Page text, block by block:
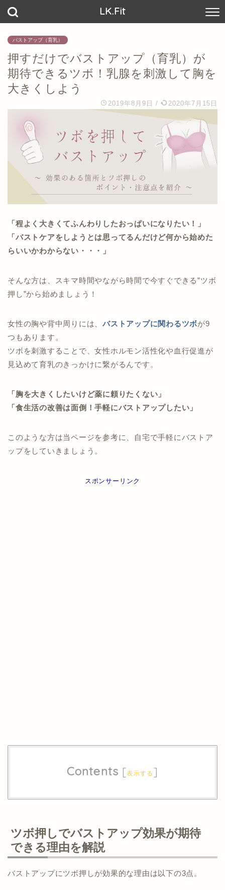
LK.Fit
バストアップ（育乳）
押すだけでバストアップ（育乳）が
期待できるツボ！乳腺を刺激して胸を
大きくしよう
2019年8月9日 / 2020年7月15日
「程よく大きくてふんわりしたおっぱいになりたい！」
「バストケアをしようとは思ってるんだけど何から始めた
らいいかわからない・・・」
そんな方は、スキマ時間やながら時間で今すぐできる”ツボ
押し”から始めましょう！
女性の胸や背中周りには、バストアップに関わるツボが9
つもあります。
ツボを刺激することで、女性ホルモン活性化や血行促進が
見込めて育乳のきっかけに繋がるんです。
「胸を大きくしたいけど薬に頼りたくない」
「食生活の改善は面倒！手軽にバストアップしたい」
このような方は当ページを参考に、自宅で手軽にバストア
ップをしていきましょう。
スポンサーリンク
Contents [表示する ]
ツボ押しでバストアップ効果が期待
できる理由を解説
バストアップにツボ押しが効果的な理由は以下の3点。